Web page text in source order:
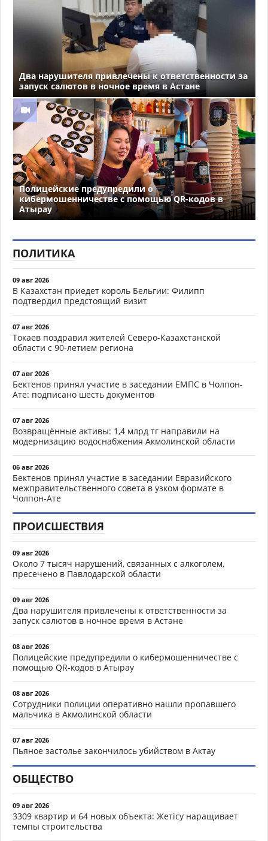
Два нарушителя привлечены к ответственности за
запуск салютов в ночное время в Астане
Полицейские предупредили о
кибермошенничестве с помощью QR-кодов в
Атырау
ПОЛИТИКА
09 авг 2026
В Казахстан приедет король Бельгии: Филипп
подтвердил предстоящий визит
07 авг 2026
Токаев поздравил жителей Северо-Казахстанской
области с 90-летием региона
07 авг 2026
Бектенов принял участие в заседании ЕМПС в Чолпон-
Ате: подписано шесть документов
07 авг 2026
Возвращённые активы: 1,4 млрд тг направили на
модернизацию водоснабжения Акмолинской области
06 авг 2026
Бектенов принял участие в заседании Евразийского
межправительственного совета в узком формате в
Чолпон-Ате
ПРОИСШЕСТВИЯ
09 авг 2026
Около 7 тысяч нарушений, связанных с алкоголем,
пресечено в Павлодарской области
09 авг 2026
Два нарушителя привлечены к ответственности за
запуск салютов в ночное время в Астане
08 авг 2026
Полицейские предупредили о кибермошенничестве с
помощью QR-кодов в Атырау
08 авг 2026
Сотрудники полиции оперативно нашли пропавшего
мальчика в Акмолинской области
07 авг 2026
Пьяное застолье закончилось убийством в Актау
ОБЩЕСТВО
09 авг 2026
3309 квартир и 64 новых объекта: Жетісу наращивает
темпы строительства